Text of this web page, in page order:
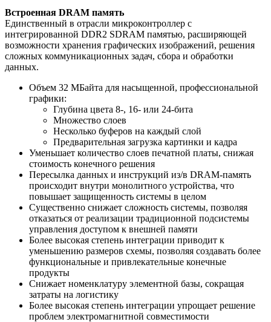
Встроенная DRAM память
Единственный в отрасли микроконтроллер с
интегрированной DDR2 SDRAM памятью, расширяющей
возможности хранения графических изображений, решения
сложных коммуникационных задач, сбора и обработки
данных.
Объем 32 МБайта для насыщенной, профессиональной
графики:
Глубина цвета 8-, 16- или 24-бита
Множество слоев
Несколько буферов на каждый слой
Предварительная загрузка картинки и кадра
Уменьшает количество слоев печатной платы, снижая
стоимость конечного решения
Пересылка данных и инструкций из/в DRAM-память
происходит внутри монолитного устройства, что
повышает защищенность системы в целом
Существенно снижает сложность системы, позволяя
отказаться от реализации традиционной подсистемы
управления доступом к внешней памяти
Более высокая степень интеграции приводит к
уменьшению размеров схемы, позволяя создавать более
функциональные и привлекательные конечные
продукты
Снижает номенклатуру элементной базы, сокращая
затраты на логистику
Более высокая степень интеграции упрощает решение
проблем электромагнитной совместимости